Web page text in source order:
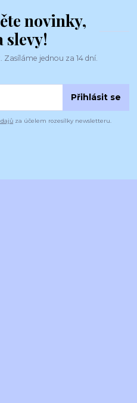
novinky,
slevy!
Zasíláme jednou za 14 dní.
Přihlásit se
za účelem rozesílky newsletteru.